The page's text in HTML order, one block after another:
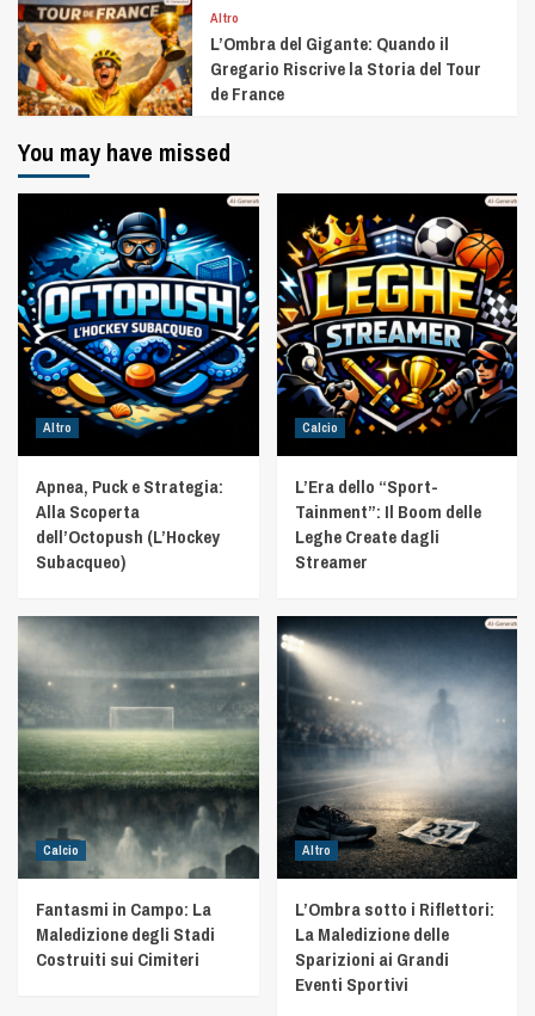
Altro
L’Ombra del Gigante: Quando il
Gregario Riscrive la Storia del Tour
de France
You may have missed
Altro
Apnea, Puck e Strategia:
Alla Scoperta
dell’Octopush (L’Hockey
Subacqueo)
Calcio
L’Era dello “Sport-
Tainment”: Il Boom delle
Leghe Create dagli
Streamer
Calcio
Fantasmi in Campo: La
Maledizione degli Stadi
Costruiti sui Cimiteri
Altro
L’Ombra sotto i Riflettori:
La Maledizione delle
Sparizioni ai Grandi
Eventi Sportivi